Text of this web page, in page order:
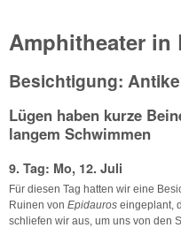
Amphitheater in
Besichtigung:
Lügen haben kurze
langem Schwimmen
9. Tag: Mo, 12. Juli
Für diesen Tag hatten wir eine
Ruinen von Epidauros eingeplant,
schliefen wir aus, um uns von den